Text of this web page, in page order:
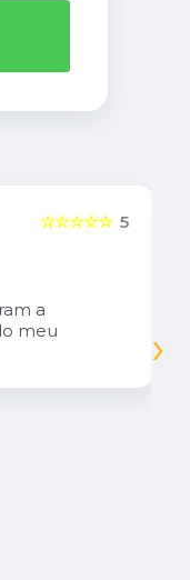
5
☆☆☆☆☆
a
meu
›